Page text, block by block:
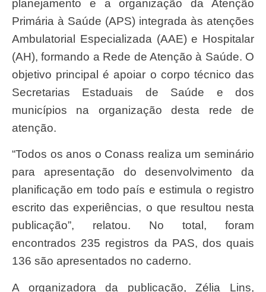
planejamento e a organização da Atenção
Primária à Saúde (APS) integrada às atenções
Ambulatorial Especializada (AAE) e Hospitalar
(AH), formando a Rede de Atenção à Saúde. O
objetivo principal é apoiar o corpo técnico das
Secretarias Estaduais de Saúde e dos
municípios na organização desta rede de
atenção.
“Todos os anos o Conass realiza um seminário
para apresentação do desenvolvimento da
planificação em todo país e estimula o registro
escrito das experiências, o que resultou nesta
publicação”, relatou. No total, foram
encontrados 235 registros da PAS, dos quais
136 são apresentados no caderno.
A organizadora da publicação, Zélia Lins,